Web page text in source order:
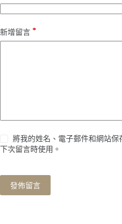
新增留言 *
將我的姓名、電子郵件和網站保
下次留言時使用。
發佈留言